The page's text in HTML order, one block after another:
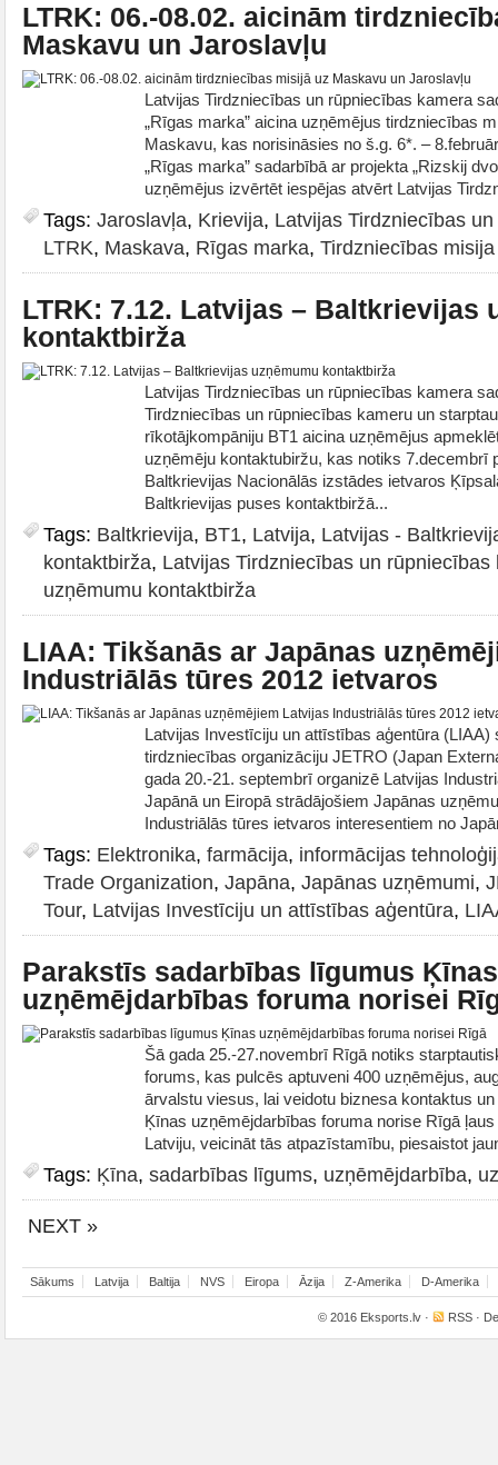
LTRK: 06.-08.02. aicinām
Maskavu un Jaroslavļu
Latvijas Tirdzniecības un rūpniecības kamera
„Rīgas marka” aicina uzņēmējus tirdzniecības
Maskavu, kas norisināsies no š.g. 6*. –
„Rīgas marka” sadarbībā ar projekta „Rizskij
uzņēmējus izvērtēt iespējas atvērt Latvijas
Tags: Jaroslavļa, Krievija, Latvijas Tirdzniecības
LTRK, Maskava, Rīgas marka, Tirdzniecības misija
LTRK: 7.12. Latvijas – Baltkrievijas
kontaktbirža
Latvijas Tirdzniecības un rūpniecības kamera
Tirdzniecības un rūpniecības kameru un
rīkotājkompāniju BT1 aicina uzņēmējus
uzņēmēju kontaktubiržu, kas notiks 7.decembrī
Baltkrievijas Nacionālās izstādes ietvaros
Baltkrievijas puses kontaktbiržā...
Tags: Baltkrievija, BT1, Latvija, Latvijas -
kontaktbirža, Latvijas Tirdzniecības un rūpniecības
uzņēmumu kontaktbirža
LIAA: Tikšanās ar Japānas
Industriālās tūres 2012 ietvaros
Latvijas Investīciju un attīstības aģentūra
tirdzniecības organizāciju JETRO (Japan
gada 20.-21. septembrī organizē Latvijas
Japānā un Eiropā strādājošiem Japānas
Industriālās tūres ietvaros interesentiem no
Tags: Elektronika, farmācija, informācijas
Trade Organization, Japāna, Japānas uzņēmumi,
Tour, Latvijas Investīciju un attīstības aģentūra,
Parakstīs sadarbības līgumus Ķīnas
uzņēmējdarbības foruma norisei
Šā gada 25.-27.novembrī Rīgā notiks
forums, kas pulcēs aptuveni 400 uzņēmējus,
ārvalstu viesus, lai veidotu biznesa kontaktus
Ķīnas uzņēmējdarbības foruma norise Rīgā
Latviju, veicināt tās atpazīstamību, piesaistot
Tags: Ķīna, sadarbības līgums, uzņēmējdarbība,
NEXT »
Sākums Latvija Baltija NVS Eiropa Āzija Z-Amerika D-Amerika
© 2016 Eksports.lv · RSS ·